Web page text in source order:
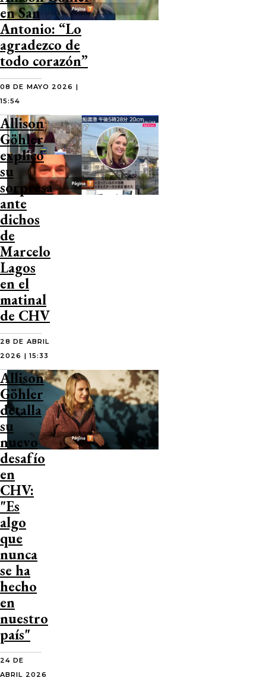
en San
Antonio: “Lo
agradezco de
todo corazón”
08 DE MAYO 2026 |
15:54
Allison
Göhler
explicó
su
sorpresa
ante
dichos
de
Marcelo
Lagos
en el
matinal
de CHV
28 DE ABRIL
2026 | 15:33
Allison
Göhler
detalla
su
nuevo
desafío
en
CHV:
"Es
algo
que
nunca
se ha
hecho
en
nuestro
país"
24 DE
ABRIL 2026